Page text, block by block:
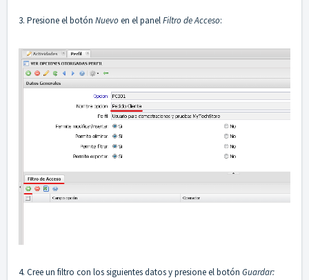
3. Presione el botón Nuevoen el panelFiltro de Acceso:
4. Cree un filtro con los siguientes datos y presione el botón Guardar: